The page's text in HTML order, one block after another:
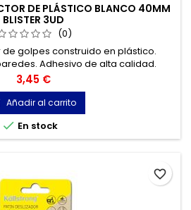
DE PLÁSTICO BLANCO 40MM
BLISTER 3UD
(0)
golpes construido en plástico.
Adhesivo de alta calidad.
ø 40 mm. Color: blanco.
Precio
3,45 €
Añadir al carrito
 En stock
favorite_border